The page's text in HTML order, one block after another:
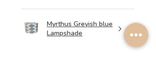
Myrthus Greyish blue
Lampshade